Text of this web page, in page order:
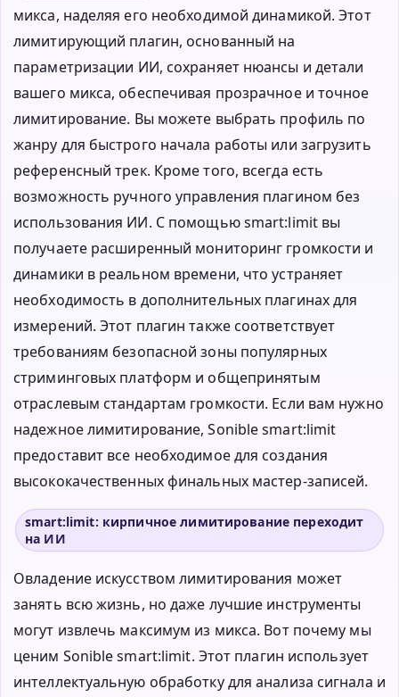
микса, наделяя его необходимой динамикой. Этот
лимитирующий плагин, основанный на
параметризации ИИ, сохраняет нюансы и детали
вашего микса, обеспечивая прозрачное и точное
лимитирование. Вы можете выбрать профиль по
жанру для быстрого начала работы или загрузить
референсный трек. Кроме того, всегда есть
возможность ручного управления плагином без
использования ИИ. С помощью smart:limit вы
получаете расширенный мониторинг громкости и
динамики в реальном времени, что устраняет
необходимость в дополнительных плагинах для
измерений. Этот плагин также соответствует
требованиям безопасной зоны популярных
стриминговых платформ и общепринятым
отраслевым стандартам громкости. Если вам нужно
надежное лимитирование, Sonible smart:limit
предоставит все необходимое для создания
высококачественных финальных мастер-записей.
smart:limit: кирпичное лимитирование переходит
на ИИ
Овладение искусством лимитирования может
занять всю жизнь, но даже лучшие инструменты
могут извлечь максимум из микса. Вот почему мы
ценим Sonible smart:limit. Этот плагин использует
интеллектуальную обработку для анализа сигнала и